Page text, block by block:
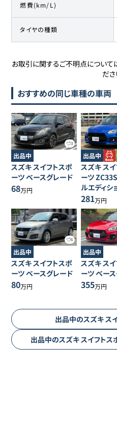
燃費(km/L)
タイヤの種類
お取引に関するご不明点について
ださ
おすすめの同じ車種の車両
3
出品中
スズキスイフトスポ
ーツベースグレード
68万円
出品中
スズキス
ーツ
ルエディシ
281万円
6
出品中
スズキスイフトスポ
ーツベースグレード
80万円
出品中
スズキス
ーツベー
355万円
出品中のスズキス
出品中のスズキスイフトス